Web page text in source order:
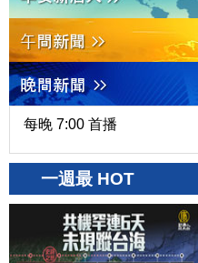
每晚 7:00 首播
一週最 HOT